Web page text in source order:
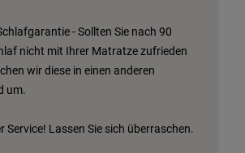
- Sollten Sie nach 90
nicht mit Ihrer Matratze zufrieden
wir diese in einen anderen
um.
Service! Lassen Sie sich überraschen.